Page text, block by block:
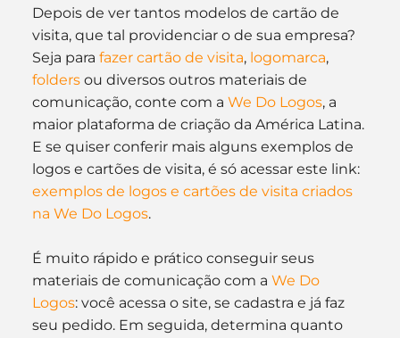
Depois de ver tantos modelos de cartão de
visita, que tal providenciar o de sua empresa?
Seja para fazer cartão de visita, logomarca,
folders ou diversos outros materiais de
comunicação, conte com a We Do Logos, a
maior plataforma de criação da América Latina.
E se quiser conferir mais alguns exemplos de
logos e cartões de visita, é só acessar este link:
exemplos de logos e cartões de visita criados
na We Do Logos.
É muito rápido e prático conseguir seus
materiais de comunicação com a We Do
Logos: você acessa o site, se cadastra e já faz
seu pedido. Em seguida, determina quanto